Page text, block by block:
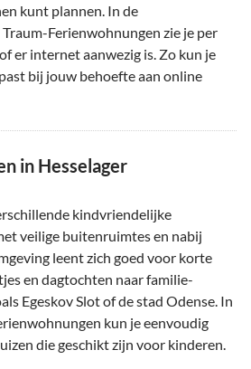
kunt plannen. In de
Ferienwohnungen zie je per
er internet aanwezig is. Zo kun je
bij jouw behoefte aan online
in Hesselager
kindvriendelijke
veilige buitenruimtes en nabij
leent zich goed voor korte
en dagtochten naar familie-
Egeskov Slot of de stad Odense. In
kun je eenvoudig
die geschikt zijn voor kinderen.